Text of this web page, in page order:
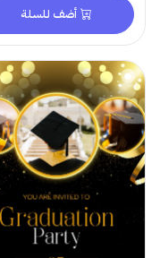
أضف للسلة